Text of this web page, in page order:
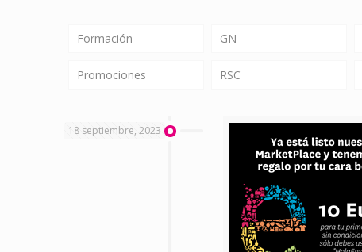
Formación GN
Promociones RSC
18 septiembre, 2023